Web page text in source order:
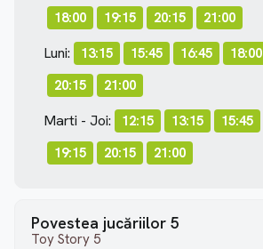
18:00
19:15 20:15 21:00
Luni: 13:15 15:45 16:45 18:00
20:15
21:00
Marti - Joi: 12:15 13:15 15:45
19:15
20:15 21:00
Povestea jucăriilor 5
Toy Story 5